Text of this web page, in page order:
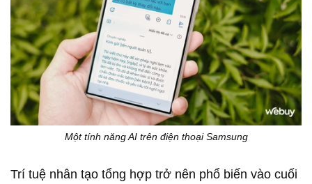
Một tính năng AI trên điện thoại Samsung
Trí tuệ nhân tạo tổng hợp trở nên phổ biến vào cuối